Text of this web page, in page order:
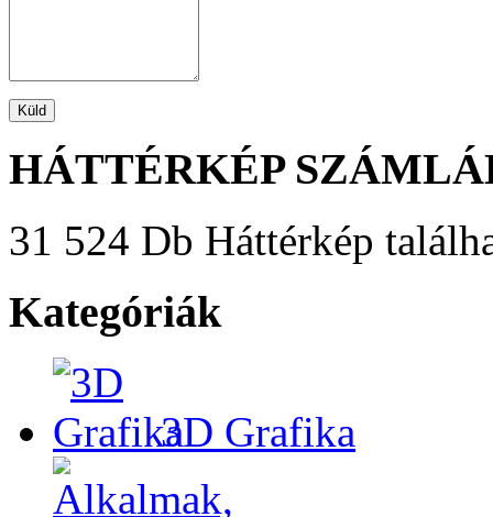
HÁTTÉRKÉP
31 524 Db Háttérkép
Kategóriák
3D Grafika